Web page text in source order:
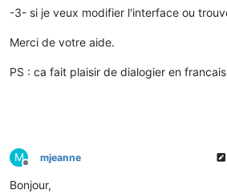
-3- si je veux modifier l'interface ou
Merci de votre aide.
PS : ca fait plaisir de dialogier en
M
Offline
mjeanne
Bonjour,